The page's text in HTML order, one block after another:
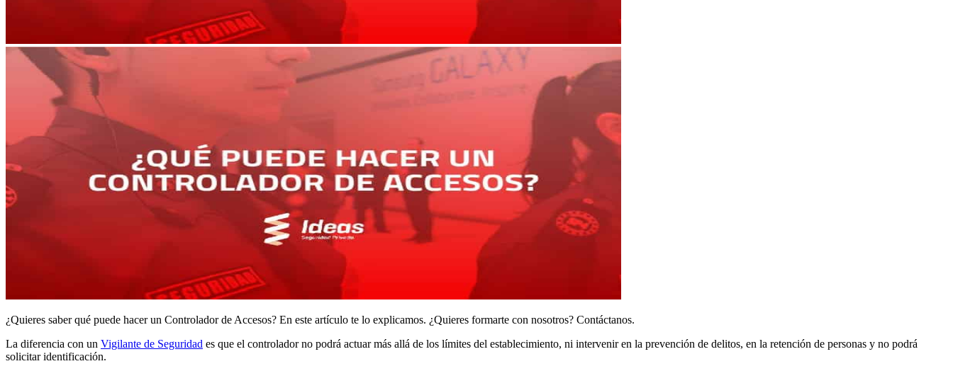
¿Quieres saber qué puede hacer un Controlador de Accesos? En este artículo te lo explicamos. ¿Quieres formarte con nosotros? Contáctanos.
La diferencia con un Vigilante de Seguridad es que el controlador no podrá actuar más allá de los límites del establecimiento, ni intervenir en la prevención de delitos, en la retención de personas y no podrá
solicitar identificación.